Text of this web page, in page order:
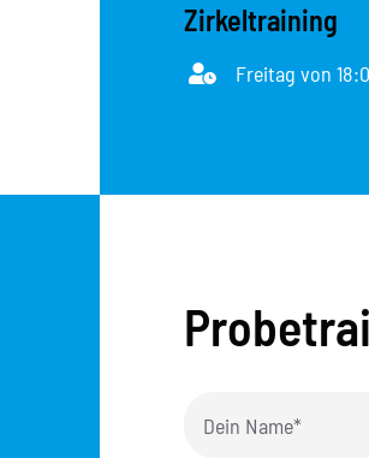
Zirkeltraining
Freitag von